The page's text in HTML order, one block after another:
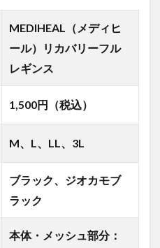
MEDIHEAL（メディヒ
ール）リカバリーフル
レギンス
1,500円（税込）
M、L、LL、3L
ブラック、ジオカモブ
ラック
本体・メッシュ部分：